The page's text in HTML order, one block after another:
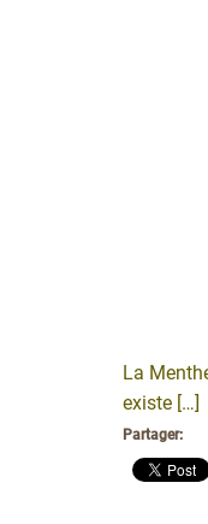
La
existe […]
Partager: